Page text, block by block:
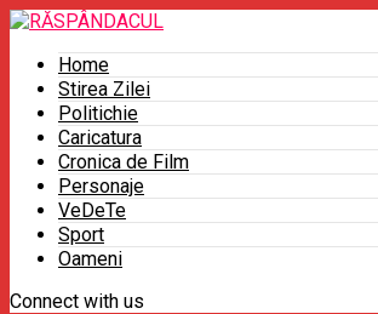
Home
Stirea Zilei
Politichie
Caricatura
Cronica de Film
Personaje
VeDeTe
Sport
Oameni
Connect with us